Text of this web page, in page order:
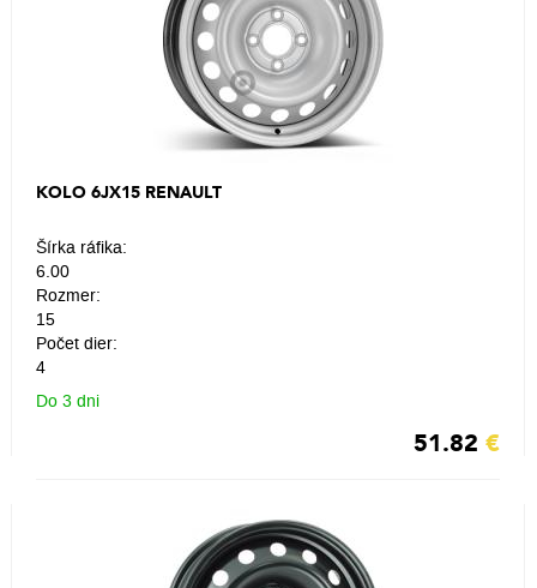
KOLO 6JX15 RENAULT
Šírka ráfika:
6.00
Rozmer:
15
Počet dier:
4
Do 3 dni
51.82 €